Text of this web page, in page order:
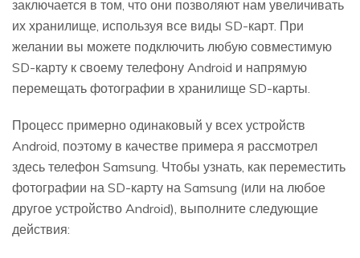
заключается в том, что они позволяют нам увеличивать
их хранилище, используя все виды SD-карт. При
желании вы можете подключить любую совместимую
SD-карту к своему телефону Android и напрямую
перемещать фотографии в хранилище SD-карты.
Процесс примерно одинаковый у всех устройств
Android, поэтому в качестве примера я рассмотрел
здесь телефон Samsung. Чтобы узнать, как переместить
фотографии на SD-карту на Samsung (или на любое
другое устройство Android), выполните следующие
действия: